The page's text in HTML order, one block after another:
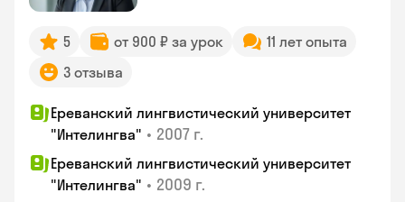
5 от 900 ₽ за урок
11 лет опыта
3 отзыва
Ереванский лингвистический университет
"Интелингва" • 2007 г.
Ереванский лингвистический университет
"Интелингва" • 2009 г.